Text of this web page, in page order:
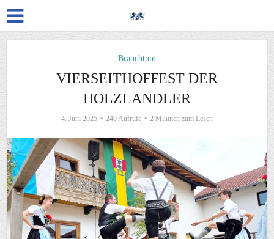
Brauchtum
VIERSEITHOFFEST DER
HOLZLANDLER
4. Juni 2025 240 Aufrufe 2 Minuten zum Lesen